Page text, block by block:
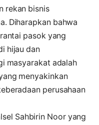
rekan bisnis
Diharapkan bahwa
pasok yang
hijau dan
masyarakat adalah
menyakinkan
perusahaan
Sahbirin Noor yang